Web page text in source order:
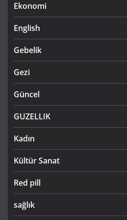
Ekonomi
English
Gebelik
Gezi
Güncel
GUZELLIK
Kadın
Kültür Sanat
Red pill
sağlık